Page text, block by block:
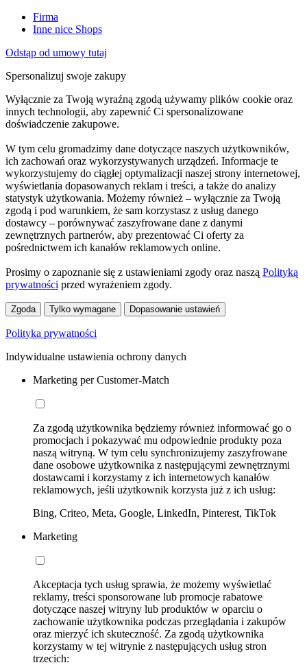
Firma
Inne nice Shops
Odstąp od umowy tutaj
Spersonalizuj swoje zakupy
Wyłącznie za Twoją wyraźną zgodą używamy plików cookie oraz
innych technologii, aby zapewnić Ci spersonalizowane
doświadczenie zakupowe.
W tym celu gromadzimy dane dotyczące naszych użytkowników,
ich zachowań oraz wykorzystywanych urządzeń. Informacje te
wykorzystujemy do ciągłej optymalizacji naszej strony internetowej,
wyświetlania dopasowanych reklam i treści, a także do analizy
statystyk użytkowania. Możemy również – wyłącznie za Twoją
zgodą i pod warunkiem, że sam korzystasz z usług danego
dostawcy – porównywać zaszyfrowane dane z danymi
zewnętrznych partnerów, aby prezentować Ci oferty za
pośrednictwem ich kanałów reklamowych online.
Prosimy o zapoznanie się z ustawieniami zgody oraz naszą Polityką
prywatności przed wyrażeniem zgody.
Zgoda Tylko wymagane Dopasowanie ustawień
Polityka prywatności
Indywidualne ustawienia ochrony danych
Marketing per Customer-Match
Za zgodą użytkownika będziemy również informować go o
promocjach i pokazywać mu odpowiednie produkty poza
naszą witryną. W tym celu synchronizujemy zaszyfrowane
dane osobowe użytkownika z następującymi zewnętrznymi
dostawcami i korzystamy z ich internetowych kanałów
reklamowych, jeśli użytkownik korzysta już z ich usług:
Bing, Criteo, Meta, Google, LinkedIn, Pinterest, TikTok
Marketing
Akceptacja tych usług sprawia, że możemy wyświetlać
reklamy, treści sponsorowane lub promocje rabatowe
dotyczące naszej witryny lub produktów w oparciu o
zachowanie użytkownika podczas przeglądania i zakupów
oraz mierzyć ich skuteczność. Za zgodą użytkownika
korzystamy w tej witrynie z następujących usług stron
trzecich: